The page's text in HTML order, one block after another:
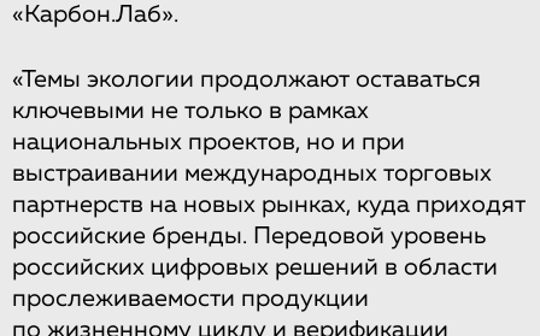
«Карбон.Лаб».
«Темы экологии продолжают оставаться
ключевыми не только в рамках
национальных проектов, но и при
выстраивании международных торговых
партнерств на новых рынках, куда приходят
российские бренды. Передовой уровень
российских цифровых решений в области
прослеживаемости продукции
по жизненному циклу и верификации